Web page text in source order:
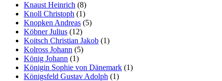
Knaust Heinrich (8)
Knoll Christoph (1)
Knopken Andreas (5)
Köbner Julius (12)
Koitsch Christian Jakob (1)
Kolross Johann (5)
König Johann (1)
Königin Sophie von Dänemark (1)
Königsfeld Gustav Adolph (1)